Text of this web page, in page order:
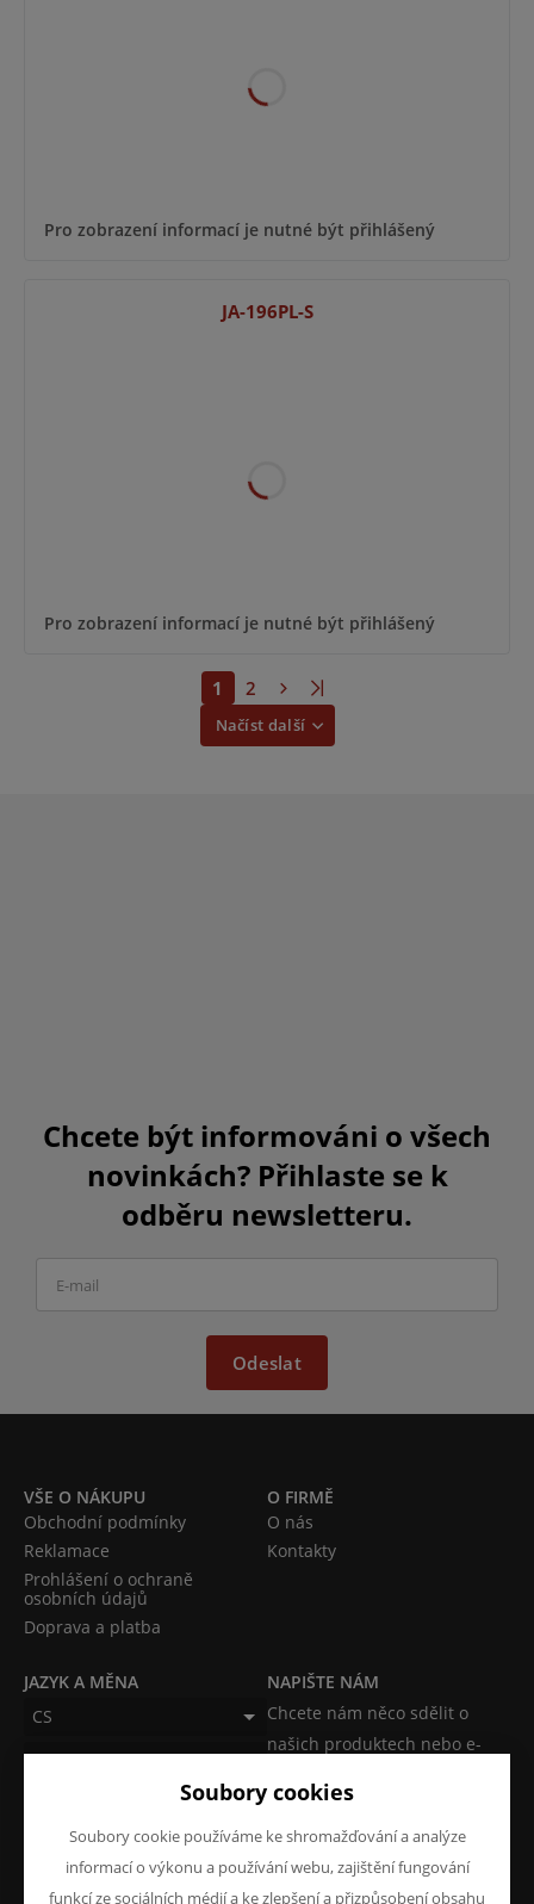
Pro zobrazení informací je nutné být přihlášený
JA-196PL-S
Pro zobrazení informací je nutné být přihlášený
Načíst další
1 2
Chcete být informováni o všech
novinkách? Přihlaste se k
odběru newsletteru.
Odeslat
VŠE O NÁKUPU
Obchodní podmínky
Reklamace
Prohlášení o ochraně
osobních údajů
Doprava a platba
O FIRMĚ
O nás
Kontakty
JAZYK A MĚNA
CS
CZK (Kč)
NAPIŠTE NÁM
Chcete nám něco sdělit o
našich produktech nebo e-
Soubory cookies
Soubory cookie používáme ke shromažďování a analýze
informací o výkonu a používání webu, zajištění fungování
funkcí ze sociálních médií a ke zlepšení a přizpůsobení obsahu